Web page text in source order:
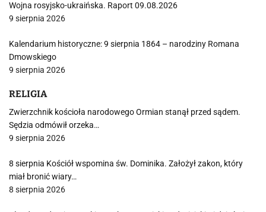
Wojna rosyjsko-ukraińska. Raport 09.08.2026
9 sierpnia 2026
Kalendarium historyczne: 9 sierpnia 1864 – narodziny Romana
Dmowskiego
9 sierpnia 2026
RELIGIA
Zwierzchnik kościoła narodowego Ormian stanął przed sądem.
Sędzia odmówił orzeka…
9 sierpnia 2026
8 sierpnia Kościół wspomina św. Dominika. Założył zakon, który
miał bronić wiary…
8 sierpnia 2026